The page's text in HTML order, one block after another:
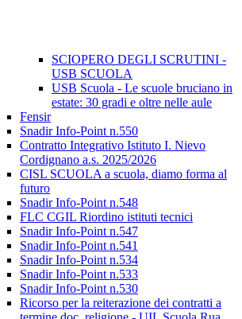
SCIOPERO DEGLI SCRUTINI -
USB SCUOLA
USB Scuola - Le scuole bruciano in
estate: 30 gradi e oltre nelle aule
Fensir
Snadir Info-Point n.550
Contratto Integrativo Istituto I. Nievo
Cordignano a.s. 2025/2026
CISL SCUOLA a scuola, diamo forma al
futuro
Snadir Info-Point n.548
FLC CGIL Riordino istituti tecnici
Snadir Info-Point n.547
Snadir Info-Point n.541
Snadir Info-Point n.534
Snadir Info-Point n.533
Snadir Info-Point n.530
Ricorso per la reiterazione dei contratti a